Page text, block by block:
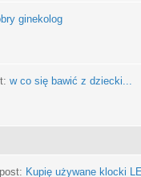
ginekolog
w co się bawić z dziecki...
Kupię używane klocki